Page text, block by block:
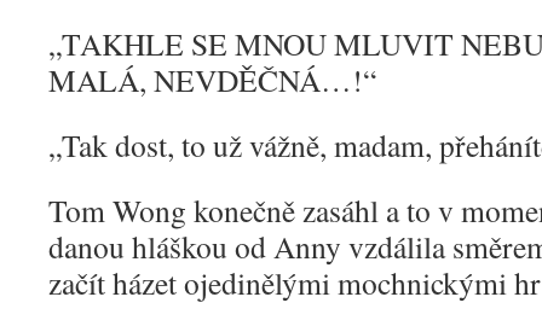
„TAKHLE SE MNOU MLUVIT
MALÁ, NEVDĚČNÁ…!“
„Tak dost, to už vážně, madam,
Tom Wong konečně zasáhl a to v
danou hláškou od Anny vzdálila
začít házet ojedinělými mochnickými